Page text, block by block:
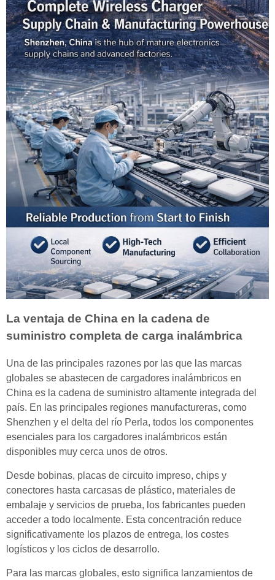
La ventaja de China en la cadena de
suministro completa de carga inalámbrica
Una de las principales razones por las que las marcas
globales se abastecen de cargadores inalámbricos en
China es la cadena de suministro altamente integrada del
país. En las principales regiones manufactureras, como
Shenzhen y el delta del río Perla, todos los componentes
esenciales para los cargadores inalámbricos están
disponibles muy cerca unos de otros.
Desde bobinas, placas de circuito impreso, chips y
conectores hasta carcasas de plástico, materiales de
embalaje y servicios de prueba, los fabricantes pueden
acceder a todo localmente. Esta concentración reduce
significativamente los plazos de entrega, los costes
logísticos y los ciclos de desarrollo.
Para las marcas globales, esto significa lanzamientos de